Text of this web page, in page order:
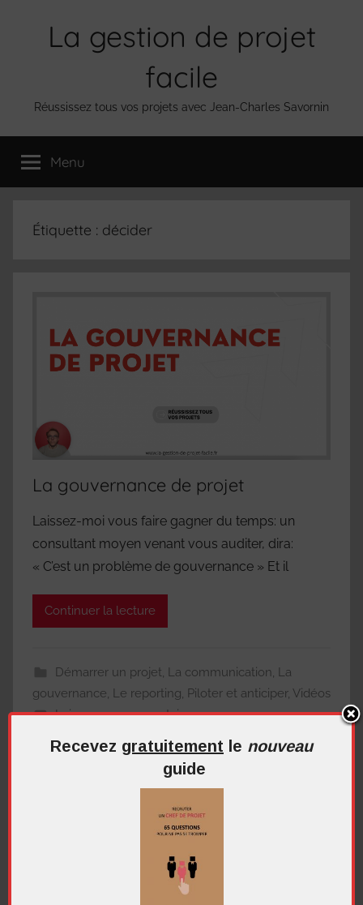
La gestion de projet
facile
Réussissez tous vos projets avec Jean-Charles Savornin
Menu
Étiquette : décider
La gouvernance de projet
Laissez-moi vous faire gagner du temps: un
consultant moyen venant vous auditer, dira:
« C’est un problème de gouvernance » Et il
Continuer la lecture
Démarrer un projet, La communication, La
gouvernance, Le reporting, Piloter et anticiper, Vidéos
Laisser un commentaire
Me contacter
Recevez gratuitement le nouveau
guide